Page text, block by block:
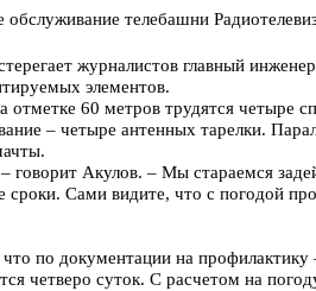
обслуживание телебашни
журналистов главный
элементов.
отметке 60 метров трудятся четыре
– четыре антенных тарелки.
говорит Акулов. – Мы стараемся
сроки. Сами видите, что с погодой
по документации на
четверо суток. С расчетом на